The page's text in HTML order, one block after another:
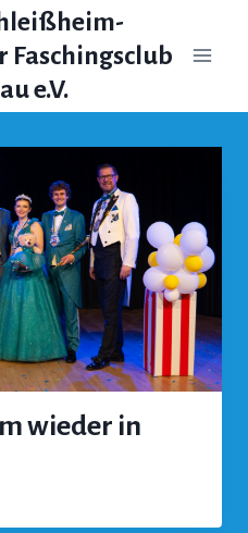
Faschingsclub
e.V.
wieder in